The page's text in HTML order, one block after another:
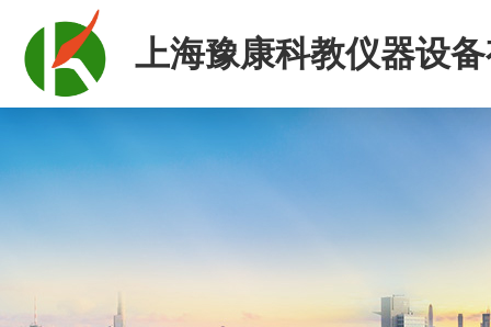
上海豫康科教仪器设
司